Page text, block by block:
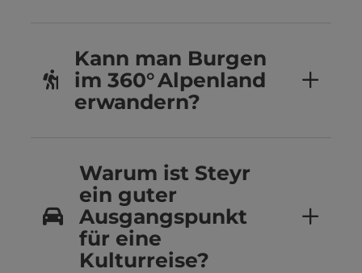
Kann man Burgen
im 360° Alpenland
erwandern?
Warum ist Steyr
ein guter
Ausgangspunkt
für eine
Kulturreise?